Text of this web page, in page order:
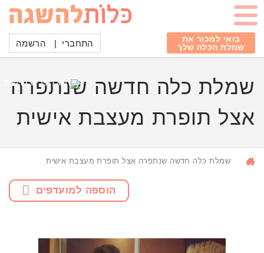
בואי למכור את
שמלת הכלה שלך
התחברי | הרשמה
שמלת כלה חדשה שנתפרה
אצל תופרת מעצבת אישית
שמלת כלה חדשה שנתפרה אצל תופרת מעצבת אישית
הוספה למועדפים